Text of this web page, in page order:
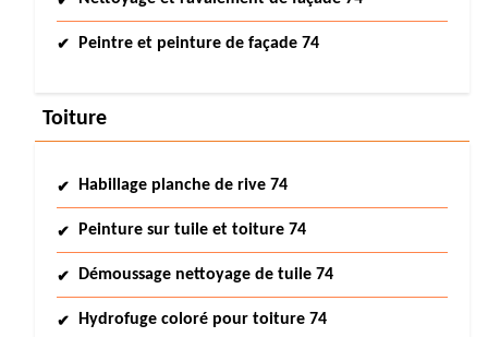
Peintre et peinture de façade 74
Toiture
Habillage planche de rive 74
Peinture sur tuile et toiture 74
Démoussage nettoyage de tuile 74
Hydrofuge coloré pour toiture 74